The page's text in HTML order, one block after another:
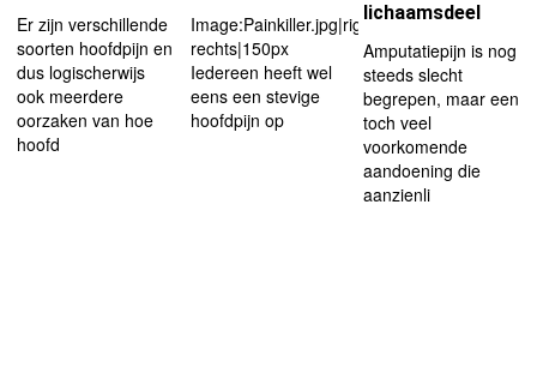
Er zijn verschillende
soorten hoofdpijn en
dus logischerwijs
ook meerdere
oorzaken van hoe
hoofd
Image:Painkiller.jpg|right|afbeelding
rechts|150px
Iedereen heeft wel
eens een stevige
hoofdpijn op
lichaamsdeel
Amputatiepijn is nog
steeds slecht
begrepen, maar een
toch veel
voorkomende
aandoening die
aanzienli